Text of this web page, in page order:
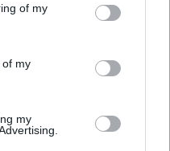
You may click to
its third-party tags to
in below Google
of my
of my
my
FTC játékosa
kupa